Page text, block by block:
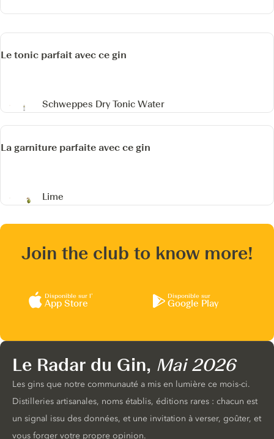
Le tonic parfait avec ce gin
Schweppes Dry Tonic Water
La garniture parfaite avec ce gin
Lime
Join the club to know more!
Disponible sur l’
App Store
Disponible sur
Google Play
Le Radar du Gin, Mai 2026
Les gins que notre communauté a mis en lumière ce mois-ci.
Distilleries artisanales, noms établis, éditions rares : chacun est
un signal issu des données, et une invitation à verser, goûter, et
vous forger votre propre opinion.